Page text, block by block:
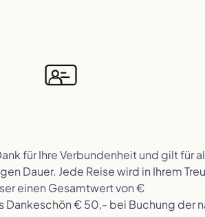
für Ihre Verbundenheit und gilt für
Dauer. Jede Reise wird in Ihrem
einen Gesamtwert von €
Dankeschön € 50,- bei Buchung der